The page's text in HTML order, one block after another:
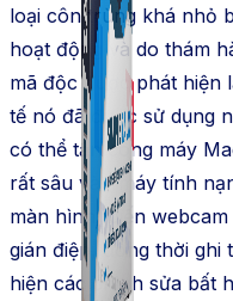
loại côn trùng khá nhỏ
hoạt động và do thám
mã độc được phát hiện
tế nó đã được sử dụng
có thể tấn công máy
rất sâu vào máy tính
màn hình, biến
gián điệp, đồng thời
hiện các chỉnh sửa bất